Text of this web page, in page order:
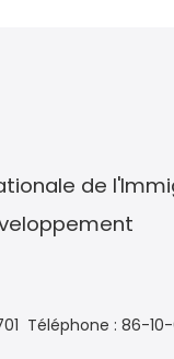
de
Téléphone : 86-10-